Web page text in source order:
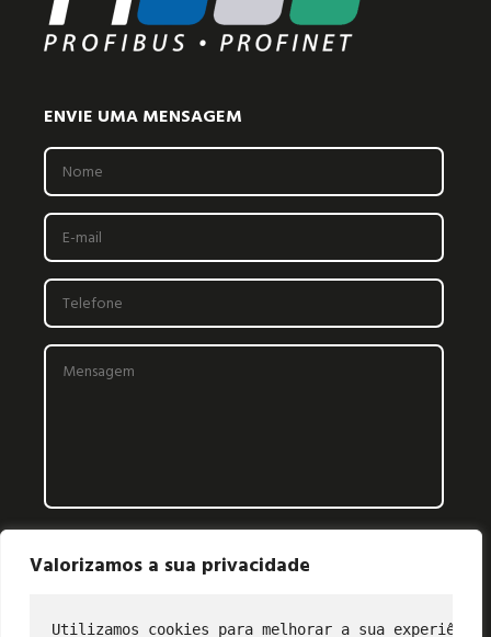
Valorizamos a sua privacidade
Utilizamos cookies para melhorar a sua experiência
ENVIE UMA MENSAGEM